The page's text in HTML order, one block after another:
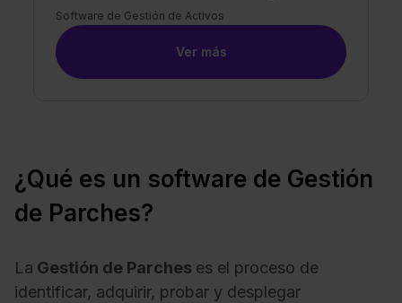
Software de Gestión de Activos
Ver más
¿Qué es un software de Gestión
de Parches?
La Gestión de Parches es el proceso de
identificar, adquirir, probar y desplegar